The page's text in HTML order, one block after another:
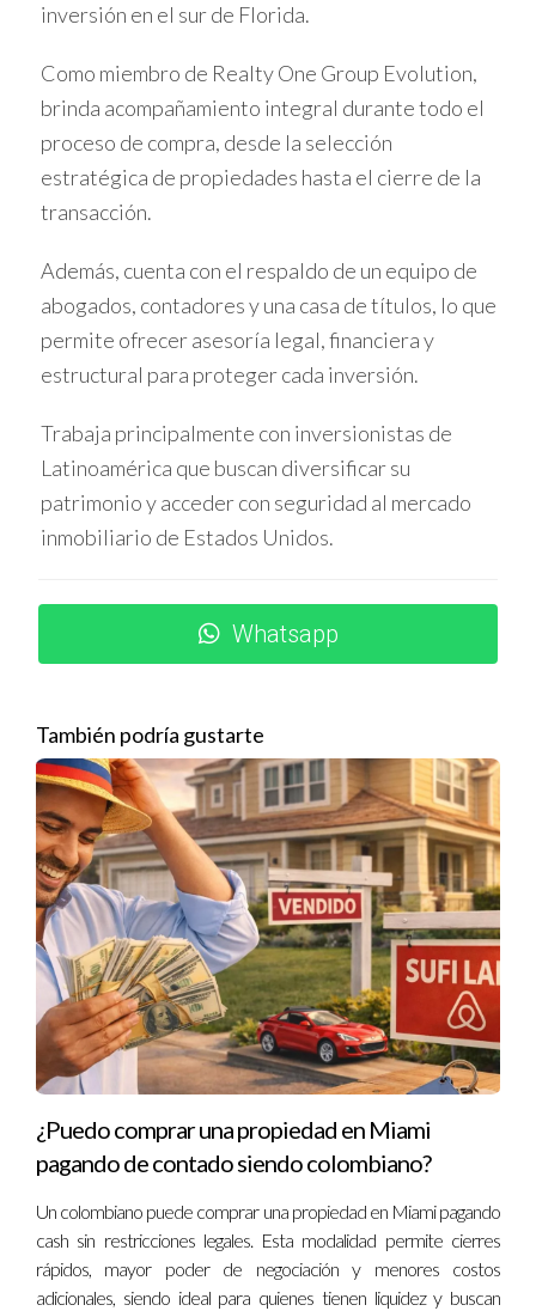
permiten acceder a propiedades con alto potencial de
CASOS DE ÉXITO EN
INVERSIONES
Compra en proyecto sostenible
María invirtió en un condominio ecológico que ha tenido
una rápida valorización debido a la demanda creciente
por vivienda responsable.
Espacio comercial para negocios creativos
Carlos adquirió un local comercial que renta a
emprendimientos artísticos, generando ingresos
constantes y vinculados al crecimiento cultural del barrio.
Apartamento para alquiler temporal
aprovechando el turismo activo que visita Wynwood por
su oferta artística.
Estos casos muestran cómo diversificar
inversiones según tendencias locales puede ser
muy rentable.
PREGUNTAS FRECUENTES
SOBRE WYNWOOD
¿Es una zona segura para vivir e invertir?
Sí, aunque es importante conocer cada microzona, en
general Wynwood ha mejorado su seguridad
notablemente.
¿Cuál es la rentabilidad promedio?
Varía entre 6% y 10% anual dependiendo del tipo de
propiedad y administración.
¿Qué tipos de propiedades se venden más?
inversión en el sur de Florida.
Como miembro de Realty One Group Evolution,
brinda acompañamiento integral durante todo el
proceso de compra, desde la selección
estratégica de propiedades hasta el cierre de la
transacción.
Además, cuenta con el respaldo de un equipo de
abogados, contadores y una casa de títulos, lo que
permite ofrecer asesoría legal, financiera y
estructural para proteger cada inversión.
Trabaja principalmente con inversionistas de
Latinoamérica que buscan diversificar su
patrimonio y acceder con seguridad al mercado
inmobiliario de Estados Unidos.
Whatsapp
También podría gustarte
¿Puedo comprar una propiedad en Miami
pagando de contado siendo colombiano?
Un colombiano puede comprar una propiedad en Miami pagando
cash sin restricciones legales. Esta modalidad permite cierres
rápidos, mayor poder de negociación y menores costos
adicionales, siendo ideal para quienes tienen liquidez y buscan